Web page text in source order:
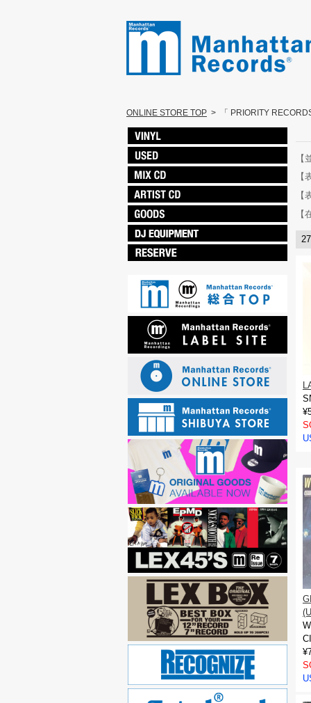
ONLINE STORE TOP > 「 PRIORITY
【
【
【
【